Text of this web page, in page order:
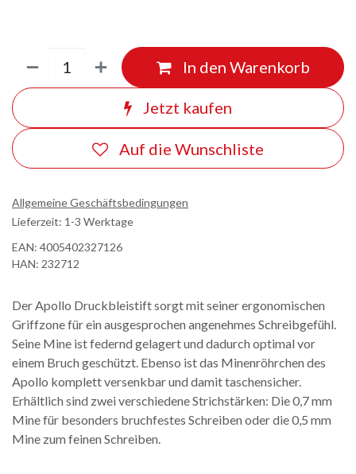
In den Warenkorb
Jetzt kaufen
Auf die Wunschliste
Allgemeine Geschäftsbedingungen
Lieferzeit: 1-3 Werktage
EAN: 4005402327126
HAN: 232712
Der Apollo Druckbleistift sorgt mit seiner ergonomischen
Griffzone für ein ausgesprochen angenehmes Schreibgefühl.
Seine Mine ist federnd gelagert und dadurch optimal vor
einem Bruch geschützt. Ebenso ist das Minenröhrchen des
Apollo komplett versenkbar und damit taschensicher.
Erhältlich sind zwei verschiedene Strichstärken: Die 0,7 mm
Mine für besonders bruchfestes Schreiben oder die 0,5 mm
Mine zum feinen Schreiben.